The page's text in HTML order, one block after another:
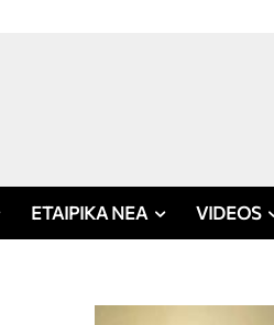
ΕΤΑΙΡΙΚΑ ΝΕΑ VIDEOS